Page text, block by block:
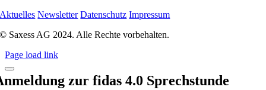
Aktuelles Newsletter Datenschutz Impressum
© Saxess AG 2024. Alle Rechte vorbehalten.
Page load link
zur fidas 4.0 Sprechstunde